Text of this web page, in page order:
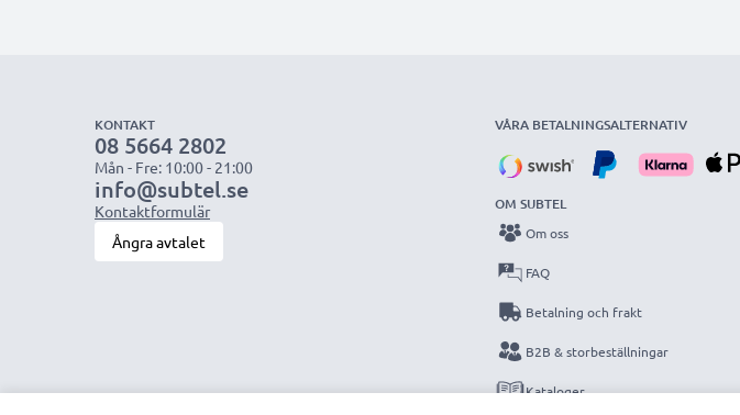
KONTAKT
08 5664 2802
Mån - Fre: 10:00 - 21:00
info@subtel.se
Kontaktformulär
Ångra avtalet
VÅRA BETALNINGSALTERNATIV
OM SUBTEL
Om oss
FAQ
Betalning och frakt
B2B & storbeställningar
Kataloger